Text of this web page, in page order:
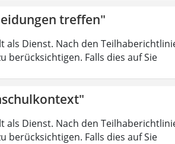
treffen"
Dienst. Nach den
berücksichtigen. Falls dies auf Sie
Dienst. Nach den
berücksichtigen. Falls dies auf Sie